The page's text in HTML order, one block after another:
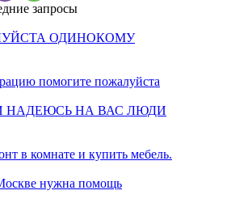
запросы
ОДИНОКОМУ
помогите пожалуйста
НА ВАС ЛЮДИ
в комнате и купить мебель.
нужна помощь